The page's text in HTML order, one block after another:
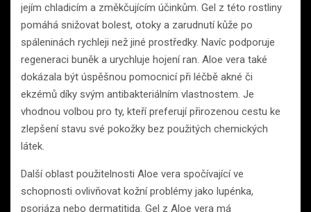
jejím chladicím a změkčujícím účinkům. Gel z této rostliny
pomáhá snižovat bolest, otoky a zarudnutí kůže po
spáleninách rychleji než jiné prostředky. Navíc podporuje
regeneraci buněk a urychluje hojení ran. Aloe vera také
dokázala být úspěšnou pomocnicí při léčbě akné či
ekzémů díky svým antibakteriálním vlastnostem. Je
vhodnou volbou pro ty, kteří preferují přirozenou cestu ke
zlepšení stavu své pokožky bez použitých chemických
látek.
Další oblast použitelnosti Aloe vera spočívající ve
schopnosti ovlivňovat kožní problémy jako lupénka,
psoriáza nebo dermatitida. Gel z Aloe vera má